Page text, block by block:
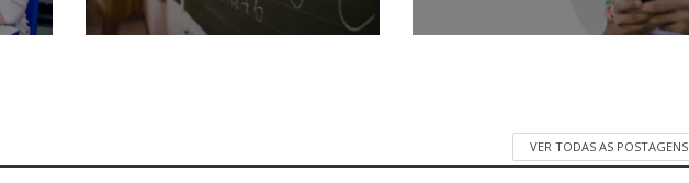
VER TODAS AS POSTAGENS